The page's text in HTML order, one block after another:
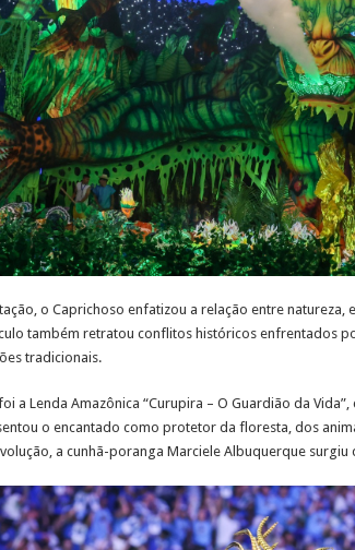
o Caprichoso enfatizou a relação entre natureza,
também retratou conflitos históricos enfrentados
tradicionais.
a Lenda Amazônica “Curupira – O Guardião da
o encantado como protetor da floresta, dos
a cunhã-poranga Marciele Albuquerque